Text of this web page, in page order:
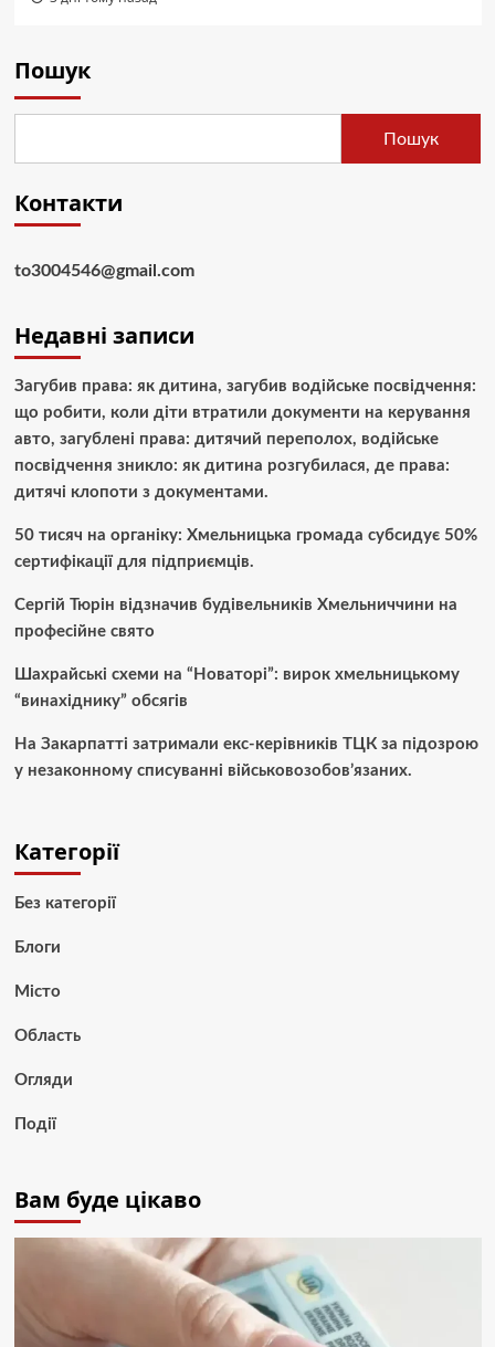
Пошук
Пошук
Контакти
to3004546@gmail.com
Недавні записи
Загубив права: як дитина, загубив водійське посвідчення:
що робити, коли діти втратили документи на керування
авто, загублені права: дитячий переполох, водійське
посвідчення зникло: як дитина розгубилася, де права:
дитячі клопоти з документами.
50 тисяч на органіку: Хмельницька громада субсидує 50%
сертифікації для підприємців.
Сергій Тюрін відзначив будівельників Хмельниччини на
професійне свято
Шахрайські схеми на “Новаторі”: вирок хмельницькому
“винахіднику” обсягів
На Закарпатті затримали екс-керівників ТЦК за підозрою
у незаконному списуванні військовозобов’язаних.
Категорії
Без категорії
Блоги
Місто
Область
Огляди
Події
Вам буде цікаво